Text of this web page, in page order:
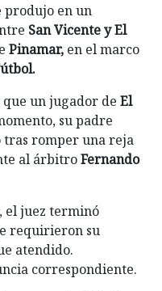
produjo en un
San Vicente y El
Pinamar, en el marco
un jugador de El
su padre
romper una reja
al árbitroFernando
el juez terminó
requirieron su
atendido.
correspondiente.